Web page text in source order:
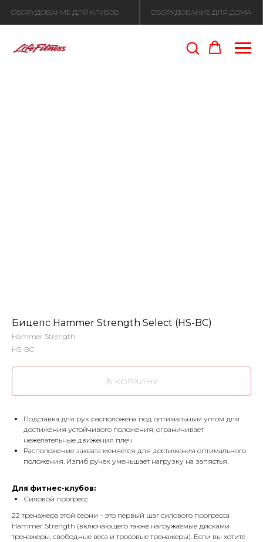
Бицепс Hammer Strength Select (HS-BC)
Hammer Strength
HS-BC
В КОРЗИНУ
Подставка для рук расположена под оптимальным углом для
достижения устойчивого положения; ограничивает
нежелательные движения плеч
Расположение захвата меняется для достижения оптимального
положения. Изгиб ручек уменьшает нагрузку на запястья.
Для фитнес-клубов:
Силовой прогресс
22 тренажера этой серии – это первый шаг силового прогресса
Hammer Strength (включающего также нагружаемые дисками
тренажеры, свободные веса и тросовые тренажеры). Если вы хотите